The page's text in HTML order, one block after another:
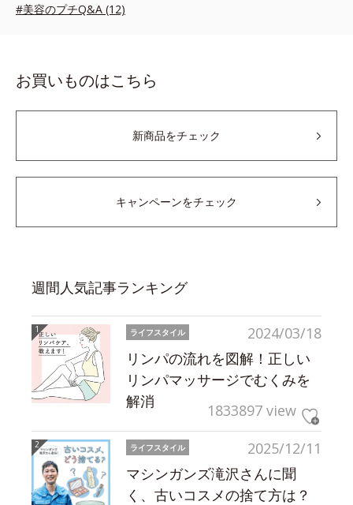
#美容のプチQ&A (12)
お買いものはこちら
新商品をチェック
キャンペーンをチェック
週間人気記事ランキング
2024/03/18
ライフスタイル
リンパの流れを図解！正しい
リンパマッサージでむくみを
解消
1833897 view
2025/12/11
ライフスタイル
マシンガンズ滝沢さんに聞
く、古いコスメの捨て方は？